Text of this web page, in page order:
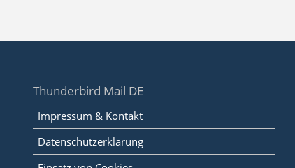
Thunderbird Mail DE
Impressum & Kontakt
Datenschutzerklärung